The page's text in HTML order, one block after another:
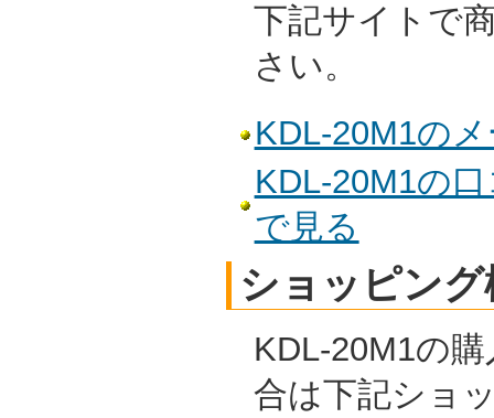
下記サイトで
さい。
KDL-20M1の
KDL-20M1の
で見る
ショッピング
KDL-20M1の
合は下記ショ